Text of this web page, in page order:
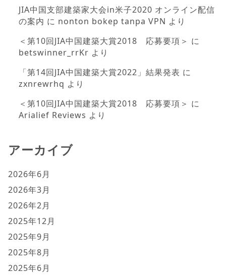
JIA中国支部建築家大会in米子2020 オンライン配信
の案内 に nonton bokep tanpa VPN より
＜第10回JIA中国建築大賞2018 応募要項＞ に
betswinner_rrKr より
「第14回JIA中国建築大賞2022」結果発表 に
zxnrewrhq より
＜第10回JIA中国建築大賞2018 応募要項＞ に
Arialief Reviews より
アーカイブ
2026年6月
2026年3月
2026年2月
2025年12月
2025年9月
2025年8月
2025年6月